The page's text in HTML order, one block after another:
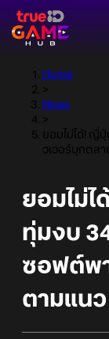
Home
>
News
>
ยอมไม่ได้! ญี่
วเวอร์บุกตลา
ยอมไม่
ทุ่มงบ
ซอฟต์พ
ตามแนว